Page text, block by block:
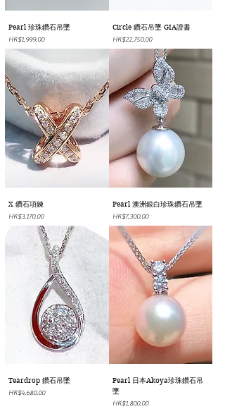
Pearl 珍珠鑽石吊墜
價格
HK$1,999.00
Circle 鑽石吊墜 GIA證書
價格
HK$22,750.00
X 鑽石項鍊
價格
HK$3,170.00
Pearl 澳洲銀白珍珠鑽石吊墜
價格
HK$7,300.00
Teardrop 鑽石吊墜
價格
HK$4,680.00
Pearl 日本Akoya珍珠鑽石吊
墜
價格
HK$1,800.00